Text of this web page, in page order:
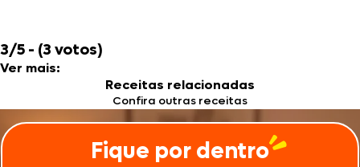
3/5 - (3 votos)
Ver mais:
Receitas relacionadas
Confira outras receitas
Fique por dentro